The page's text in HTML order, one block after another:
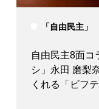
「自由民主」
自由民主8面コ
シ」永田 磨梨
くれる「ビフ